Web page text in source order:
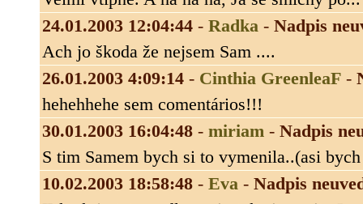
24.01.2003 12:04:44 - Radka - Nadpis
Ach jo škoda že nejsem Sam ....
26.01.2003 4:09:14 - Cinthia GreenleaF -
hehehhehe sem comentários!!!
30.01.2003 16:04:48 - miriam - Nadpis
S tim Samem bych si to vymenila..(asi
10.02.2003 18:58:48 - Eva - Nadpis